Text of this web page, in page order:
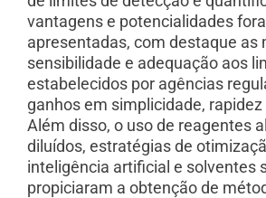
vantagens e potencialidades
apresentadas, com destaque as
sensibilidade e adequação aos
estabelecidos por agências
ganhos em simplicidade, rapidez
Além disso, o uso de reagentes
diluídos, estratégias de
inteligência artificial e solventes
propiciaram a obtenção de